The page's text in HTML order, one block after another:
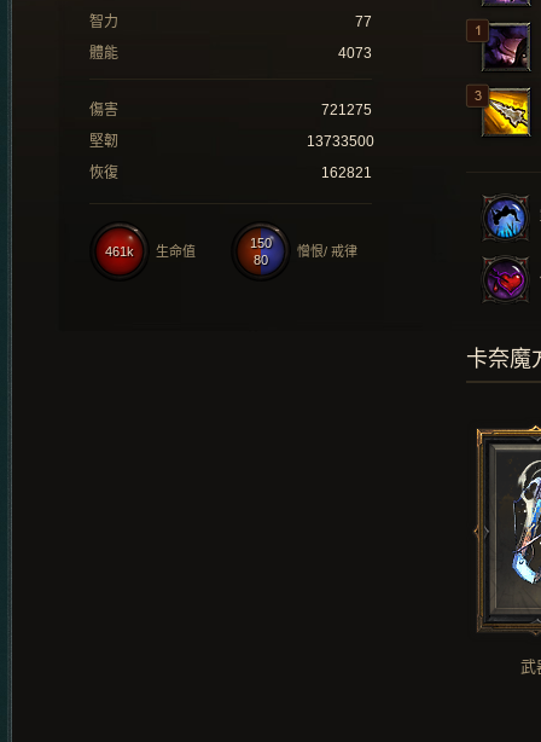
智力
77
體能
4073
傷害
721275
堅韌
13733500
恢復
162821
150
80
憎恨/ 戒律
461k 生命值
卡奈魔
武